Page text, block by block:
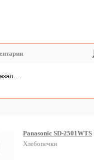
Panasonic SD-2501WTS
Хлебопечки